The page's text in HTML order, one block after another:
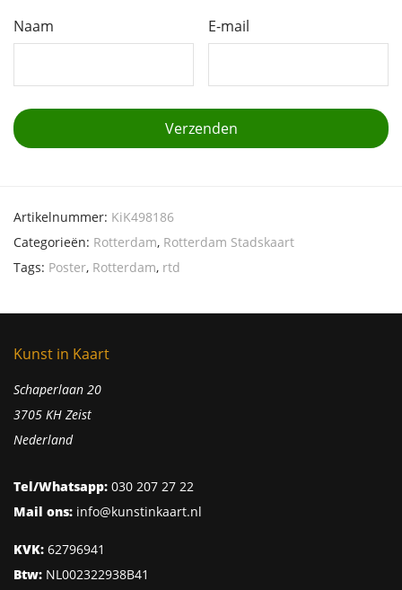
Naam E-mail
Artikelnummer: KiK498186
Categorieën: Rotterdam, Rotterdam Stadskaart
Tags: Poster, Rotterdam, rtd
Kunst in Kaart
Schaperlaan 20
3705 KH Zeist
Nederland
Tel/Whatsapp: 030 207 27 22
Mail ons: info@kunstinkaart.nl
KVK: 62796941
Btw: NL002322938B41